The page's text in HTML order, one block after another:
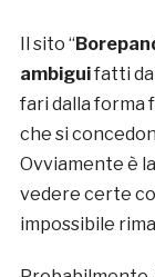
Il sito “
ambiguifatti
fari dalla forma
che si
Ovviamente è
vedere certe
impossibile